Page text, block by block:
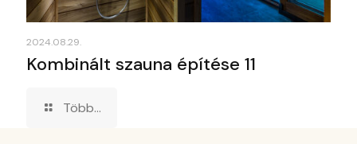
2024.08.29.
Kombinált szauna építése 11
Több...